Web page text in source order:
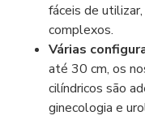
fáceis de
complexos.
Várias
até 30 cm, os
cilíndricos são
ginecologia e